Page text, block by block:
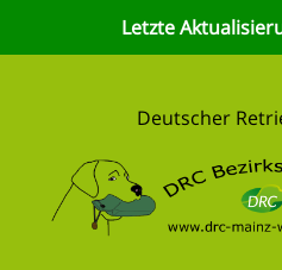
Letzte
Deutscher